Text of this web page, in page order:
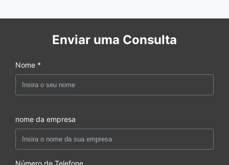
Enviar uma Consulta
Nome *
nome da empresa
Número de Telefone